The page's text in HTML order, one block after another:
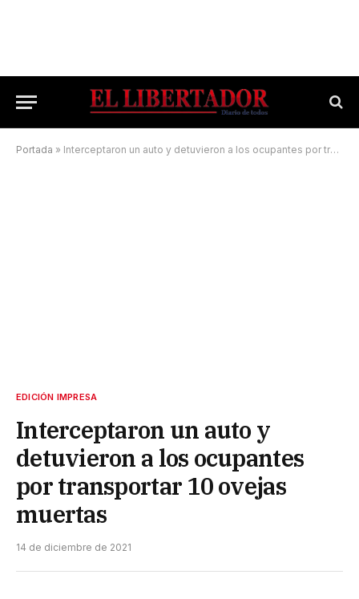
Portada » Interceptaron un auto y detuvieron a los ocupantes por transportar 10 ovejas muertas
EDICIÓN IMPRESA
Interceptaron un auto y
detuvieron a los ocupantes
por transportar 10 ovejas
muertas
14 de diciembre de 2021